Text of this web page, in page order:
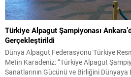
Türkiye Alpagut Şampiyonası
Gerçekleştirildi
Dünya Alpagut Federasyonu Türkiye
Metin Karadeniz: “Türkiye Alpagut
Sanatlarının Gücünü ve Birliğini